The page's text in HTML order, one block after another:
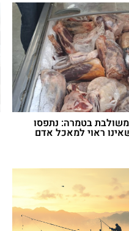
בטמרה: נתפסו
שאינו ראוי למאכל אדם